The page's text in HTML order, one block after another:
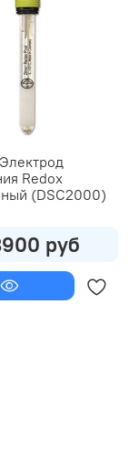
Redox
(DSC2000)
руб